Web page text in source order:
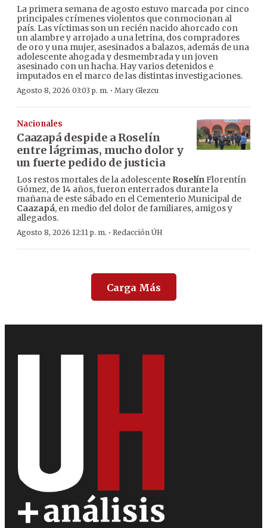
La primera semana de agosto estuvo marcada por cinco
principales crímenes violentos que conmocionan al
país. Las víctimas son un recién nacido ahorcado con
un alambre y arrojado a una letrina, dos compradores
de oro y una mujer, asesinados a balazos, además de una
adolescente ahogada y desmembrada y un joven
asesinado con un hacha. Hay varios detenidos e
imputados en el marco de las distintas investigaciones.
Agosto 8, 2026 03:03 p. m. · Mary Glezcu
Nacionales
Caazapá despide a Roselín
entre lágrimas, mucho dolor y
un fuerte pedido de justicia
Los restos mortales de la adolescente RoselínFlorentín
Gómez, de 14 años, fueron enterrados durante la
mañana de este sábado en el Cementerio Municipal de
Caazapá, en medio del dolor de familiares, amigos y
allegados.
Agosto 8, 2026 12:11 p. m. · Redacción ÚH
Carga Más